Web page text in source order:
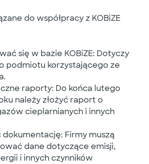
do współpracy z KOBiZE
się w bazie KOBiZE: Dotyczy
podmiotu korzystającego ze
raporty: Do końca lutego
należy złożyć raport o
cieplarnianych i innych
dokumentację: Firmy muszą
dane dotyczące emisji,
i innych czynników